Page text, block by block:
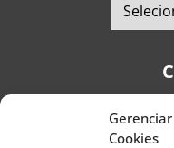
Cookies
Telefones:+55 (11)